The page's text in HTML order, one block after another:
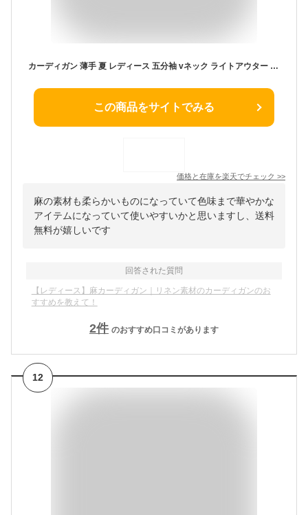
カーディガン 薄手 夏 レディース 五分袖 vネック ライトアウター 綿麻風 羽織り ショート丈 カーデ 無地 トップス シンプル カジュアル ナチュラル風 ゆったり 紫外線対策 日焼け対策 冷房対策 春 秋 キャメル 白 イエロー 40代 50代 60代 送料無料
この商品をサイトでみる
価格と在庫を楽天でチェック >>
麻の素材も柔らかいものになっていて色味まで華やかな
アイテムになっていて使いやすいかと思いますし、送料
無料が嬉しいです
回答された質問
【レディース】麻カーディガン｜リネン素材のカーディガンのお
すすめを教えて！
2件 のおすすめ口コミがあります
12